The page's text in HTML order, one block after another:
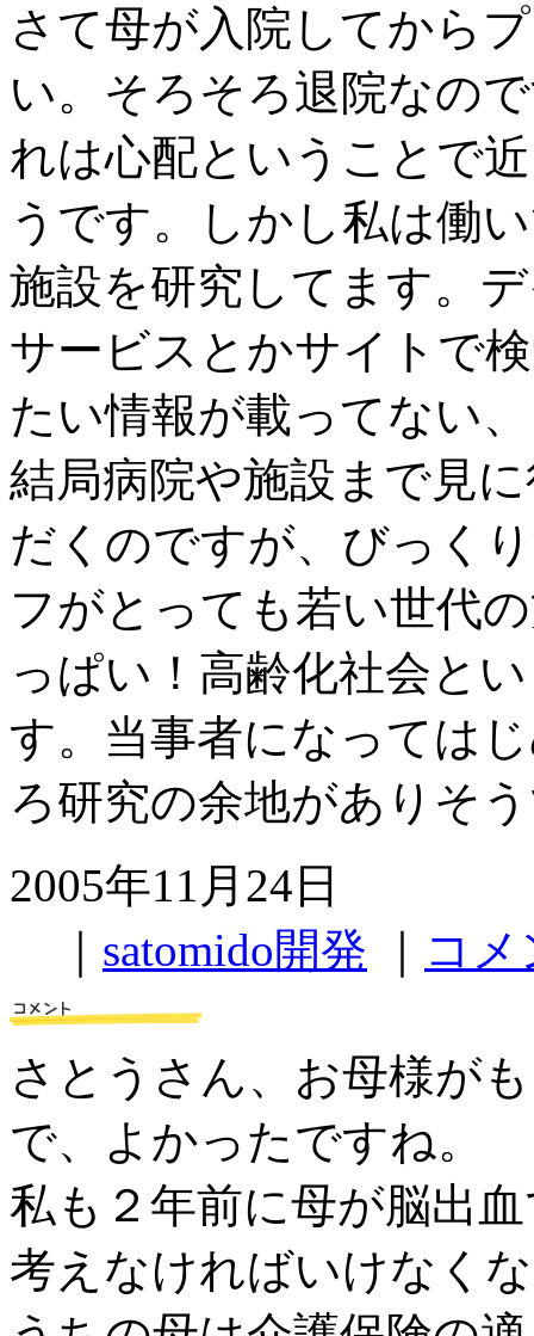
さて母が入院してから
い。そろそろ退院なの
れは心配ということで
うです。しかし私は働
施設を研究してます。
サービスとかサイトで
たい情報が載ってない
結局病院や施設まで見
だくのですが、びっく
フがとっても若い世代
っぱい！高齢化社会と
す。当事者になっては
ろ研究の余地がありそ
2005年11月24日
satomido開発 コメ
さとうさん、お母様が
で、よかったですね。
私も２年前に母が脳出
考えなければいけなく